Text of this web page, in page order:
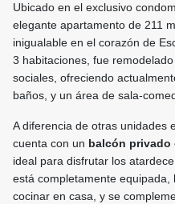
Ubicado en el exclusivo
elegante apartamento de 211
inigualable en el corazón de
3 habitaciones, fue
sociales, ofreciendo
baños, y un área de sala-
A diferencia de otras unidades
cuenta con un balcón privado
ideal para disfrutar los
está completamente equipada,
cocinar en casa, y se